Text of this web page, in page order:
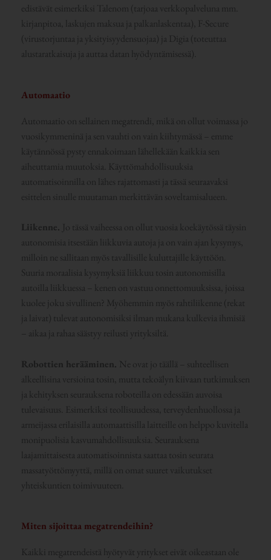
edistävät esimerkiksi Talenom (tarjoaa verkkopalveluna mm.
kirjanpitoa, laskujen maksua ja palkanlaskentaa), F-Secure
(virustorjuntaa ja yksityisyydensuojaa) ja Digia (toteuttaa
alustaratkaisuja ja auttaa datan hyödyntämisessä).
Automaatio
Automaatio on sellainen megatrendi, mikä on ollut voimassa jo
vuosikymmeninä ja sen vauhti on vain kiihtymässä – emme
käytännössä pysty ennakoimaan lähellekään kaikkia sen
aiheuttamia muutoksia. Käyttömahdollisuuksia
automatisoinnilla on lähes rajattomasti ja tässä seuraavaksi
esittelen sinulle muutaman merkittävän soveltamisalueen.
Liikenne. Jo tässä vaiheessa on ollut vuosia koekäytössä täysin
autonomisia itsestään liikkuvia autoja ja on vain ajan kysymys,
milloin ne sallitaan myös tavallisille kuluttajille käyttöön.
Suuria moraalisia kysymyksiä liikkuu tosin autonomisilla
autoilla liikkuessa – kenen on vastuu onnettomuuksissa, joissa
kuolee joku sivullinen? Myöhemmin myös rahtiliikenne (rekat
ja laivat) tulevat autonomisiksi ilman mukana kulkevia ihmisiä
– aikaa ja rahaa säästyy reilusti yrityksiltä.
Robottien herääminen. Ne ovat jo täällä – suhteellisen
alkeellisina versioina tosin, mutta tekoälyn kiivaan tutkimuksen
ja kehityksen seurauksena roboteilla on edessään auvoisa
tulevaisuus. Esimerkiksi teollisuudessa, terveydenhuollossa ja
armeijassa erilaisilla automaattisilla laitteille on helppo kuvitella
monipuolisia kasvumahdollisuuksia. Seurauksena
laajamittaisesta automatisoinnista saattaa tosin seurata
massatyöttömyyttä, millä on omat suuret vaikutukset
yhteiskuntien toimivuuteen.
Miten sijoittaa megatrendeihin?
Kaikki megatrendeistä hyötyvät yritykset eivät oikeastaan ole